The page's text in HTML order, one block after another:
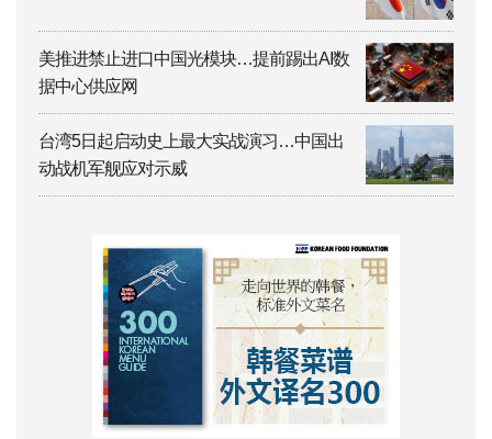
美推进禁止进口中国光模块…提前踢出AI数
据中心供应网
台湾5日起启动史上最大实战演习…中国出
动战机军舰应对示威